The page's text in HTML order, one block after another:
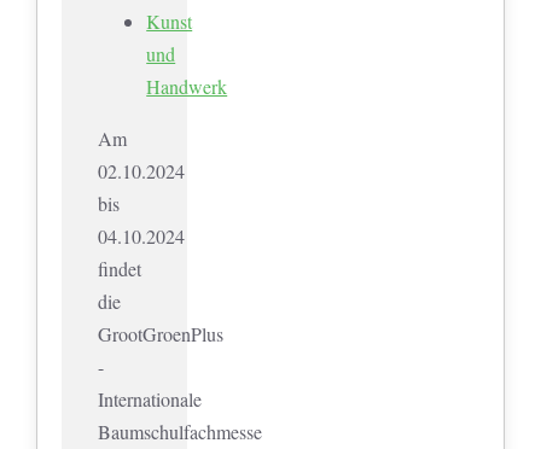
Kunst
und
Handwerk
Am
02.10.2024
bis
04.10.2024
findet
die
GrootGroenPlus
-
Internationale
Baumschulfachmesse